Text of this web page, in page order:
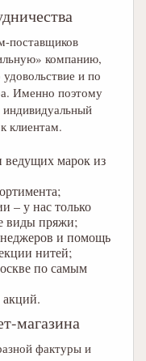
поставщиков
компанию,
и по
Именно поэтому
индивидуальный
клиентам.
ведущих марок из
– у нас только
виды пряжи;
и помощь
нитей;
по самым
акций.
магазина
фактуры и